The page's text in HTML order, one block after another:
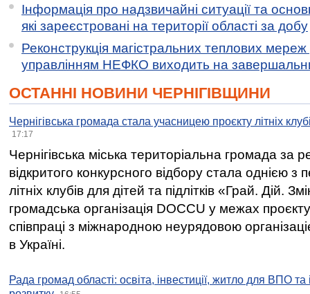
Інформація про надзвичайні ситуації та
які зареєстровані на території області за добу
Реконструкція магістральних теплових мереж
управлінням НЕФКО виходить на
ОСТАННІ НОВИНИ ЧЕРНІГІВЩИНИ
Чернігівська громада стала учасницею проєкту літніх
17:17
Чернігівська міська територіальна громада за
відкритого конкурсного відбору стала однією
літніх клубів для дітей та підлітків «Грай. Дій.
громадська організація DOCCU у межах
співпраці з міжнародною неурядовою
в Україні.
Рада громад області: освіта, інвестиції, житло для ВПО